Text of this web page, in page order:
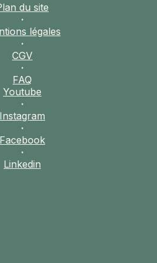
du site
·
légales
·
CGV
·
FAQ
Youtube
·
Instagram
·
Facebook
·
Linkedin